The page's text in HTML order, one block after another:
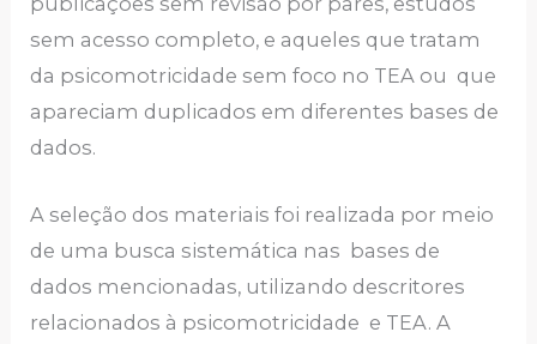
sem acesso completo, e aqueles que tratam
da psicomotricidade sem foco no TEA ou que
apareciam duplicados em diferentes bases de
dados.
A seleção dos materiais foi realizada por meio
de uma busca sistemática nas bases de
dados mencionadas, utilizando descritores
relacionados à psicomotricidade e TEA. A